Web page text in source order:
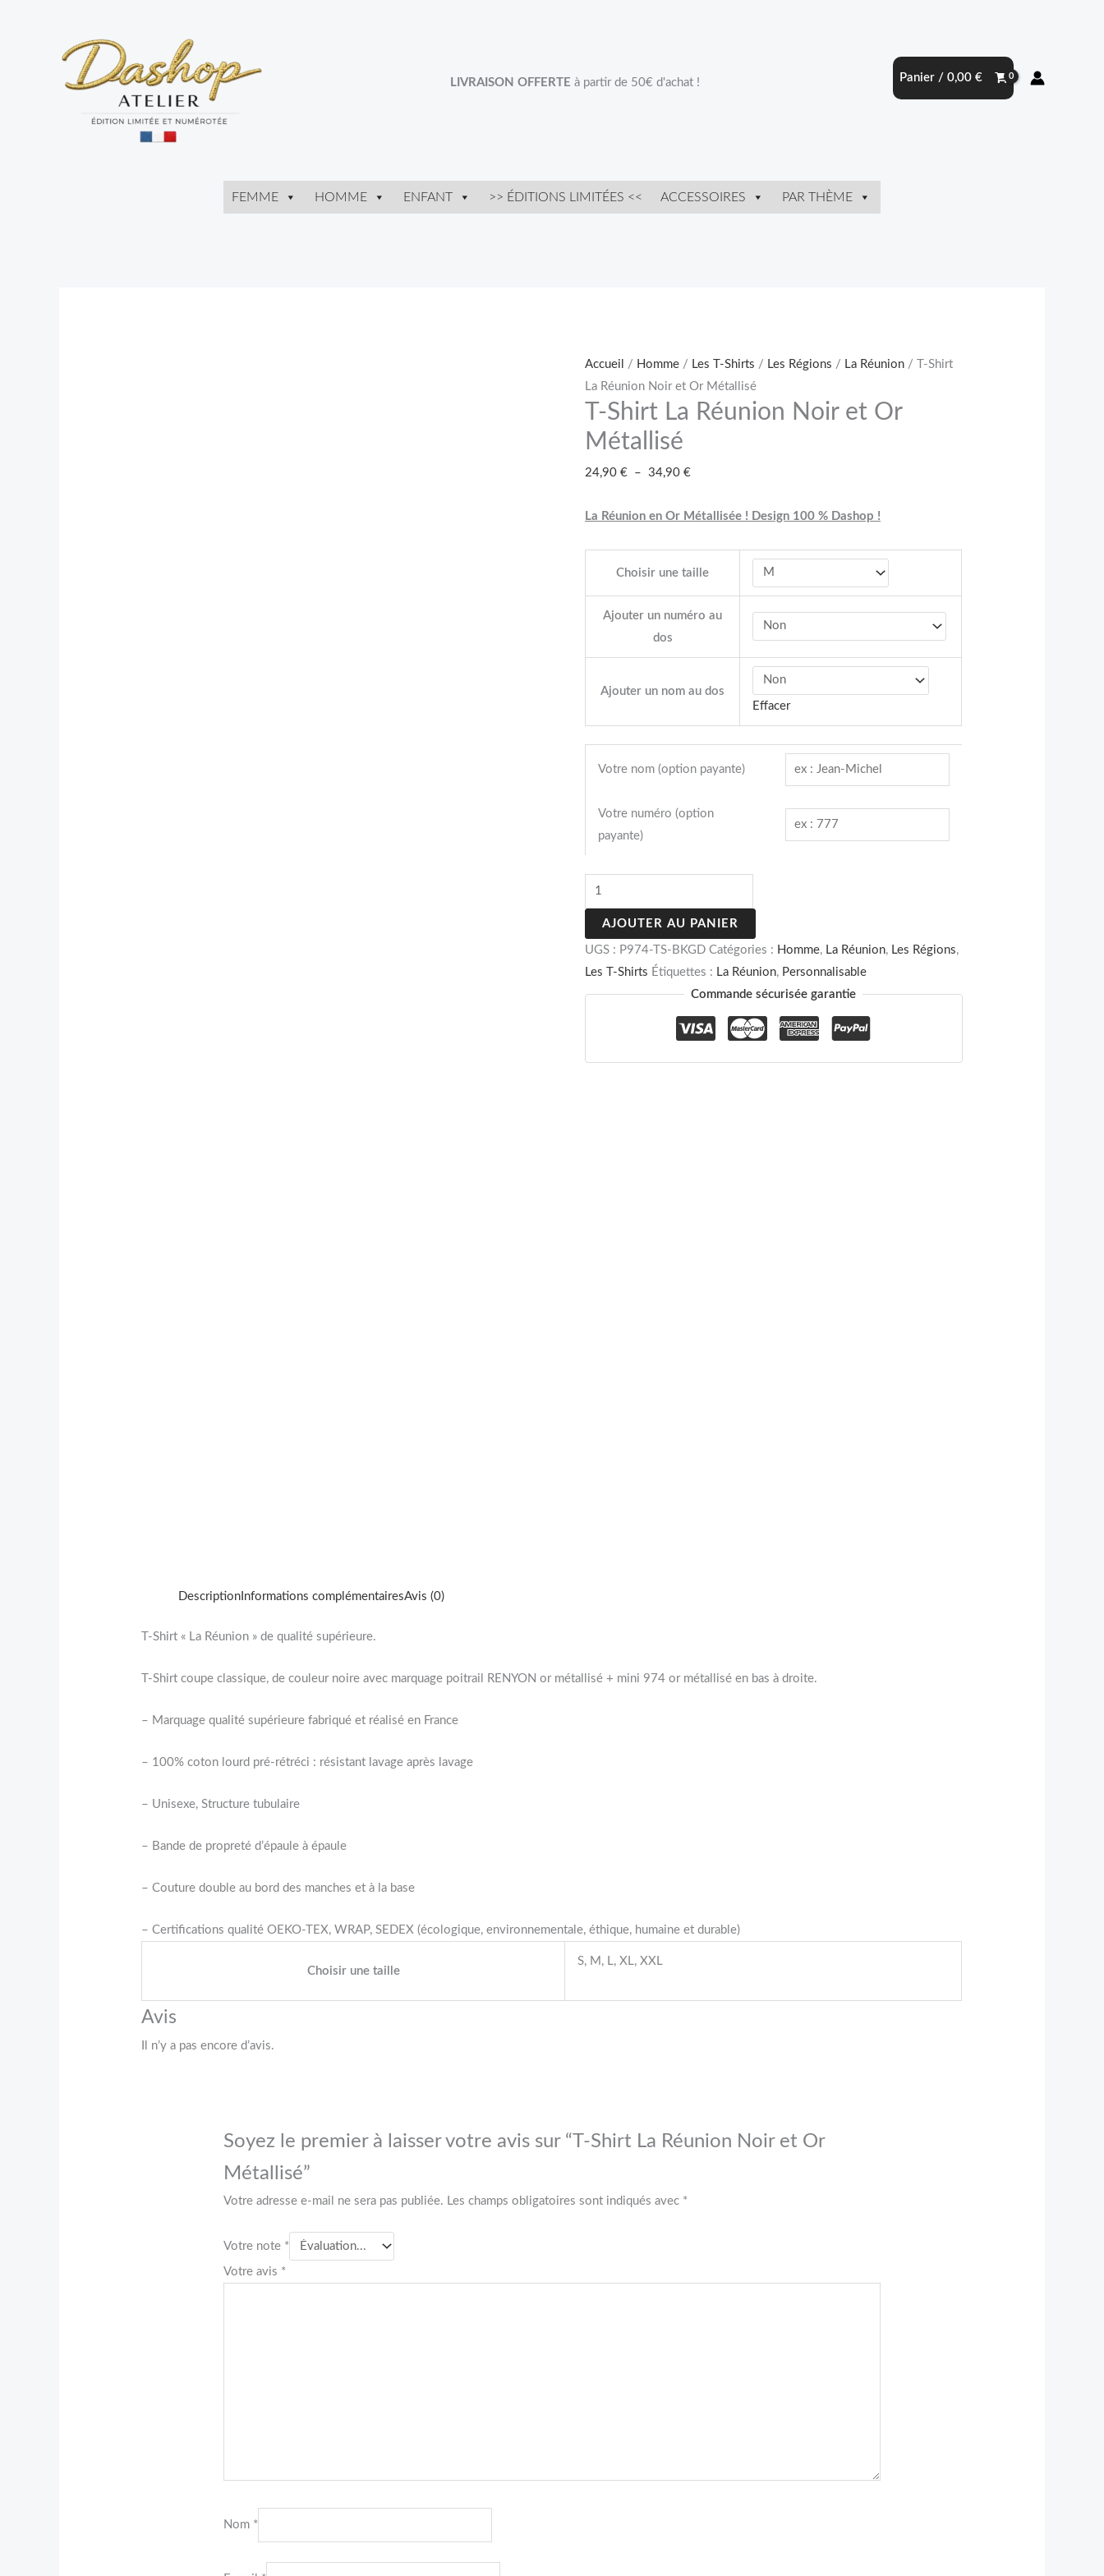
LIVRAISON OFFERTE à partir de 50€ d'achat ! Panier / 0,00 €
FEMME HOMME ENFANT >> ÉDITIONS LIMITÉES << ACCESSOIRES PAR THÈME
Accueil / Homme / Les T-Shirts / Les Régions / La Réunion / T-Shirt
La Réunion Noir et Or Métallisé
T-Shirt La Réunion Noir et Or
Métallisé
24,90 € – 34,90 €
24,90 €
à
34,90 €
La Réunion en Or Métallisée ! Design 100 % Dashop !
Choisir une taille
Ajouter un numéro au
dos
Ajouter un nom au dos
Effacer
Votre nom (option payante)
Votre numéro (option
payante)
Shirt
La
Réunion
Noir
et
Or
AJOUTER AU PANIER
UGS : P974-TS-BKGD Catégories : Homme, La Réunion, Les Régions,
Les T-Shirts Étiquettes : La Réunion, Personnalisable
Commande sécurisée garantie
Description Informations complémentairesAvis (0)
T-Shirt « La Réunion » de qualité supérieure.
T-Shirt coupe classique, de couleur noire avec marquage poitrail RENYON or métallisé + mini 974 or métallisé en bas à droite.
– Marquage qualité supérieure fabriqué et réalisé en France
– 100% coton lourd pré-rétréci : résistant lavage après lavage
– Unisexe, Structure tubulaire
– Bande de propreté d’épaule à épaule
– Couture double au bord des manches et à la base
– Certifications qualité OEKO-TEX, WRAP, SEDEX (écologique, environnementale, éthique, humaine et durable)
Choisir une taille
S, M, L, XL, XXL
Avis
Il n’y a pas encore d’avis.
Soyez le premier à laisser votre avis sur “T-Shirt La Réunion Noir et Or
Métallisé”
Votre adresse e-mail ne sera pas publiée. Les champs obligatoires sont indiqués avec *
Votre note *
Votre avis *
Nom *